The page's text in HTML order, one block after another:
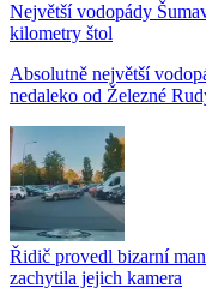
Největší vodopády
kilometry štol
Absolutně největší
nedaleko od Železné
Řidič provedl bizarní
zachytila jejich kamera